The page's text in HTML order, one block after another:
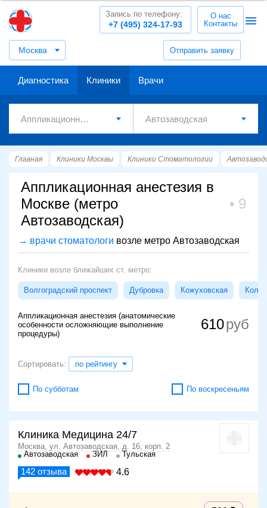
Москва Отправить заявку
+7 (495) 324-17-93
Запись по телефону:
О нас
Контакты
Диагностика Клиники Врачи
Главная Клиники Москвы Клиники Стоматологии
Аппликационная анестезия в
Москве (метро
Автозаводская)
9
→ врачи стоматологи возле метро Автозаводская
Клиники возле ближайших ст. метро:
Волгоградский проспект Дубровка Кожуховская
Аппликационная анестезия (анатомические
особенности осложняющие выполнение
процедуры)
610
Сортировать: по рейтингу
По субботам По воскресеньям
Клиника Медицина 24/7
Москва, ул. Автозаводская, д. 16, корп. 2
Автозаводская
ЗИЛ Тульская
142 отзыва 4.6